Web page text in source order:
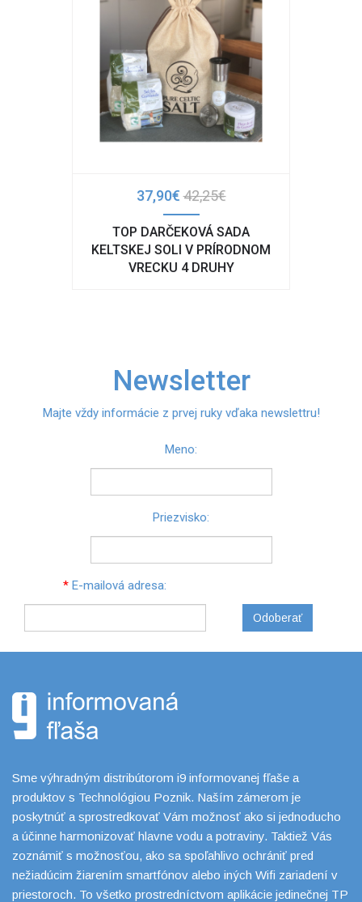
37,90€42,25€
TOP DARČEKOVÁ SADA
KELTSKEJ SOLI V PRÍRODNOM
VRECKU 4 DRUHY
Newsletter
Majte vždy informácie z prvej ruky vďaka newslettru!
Meno:
Priezvisko:
* E-mailová adresa:
Odoberať
Sme výhradným distribútorom i9 informovanej fľaše a
produktov s Technológiou Poznik. Naším zámerom je
poskytnúť a sprostredkovať Vám možnosť ako si jednoducho
a účinne harmonizovať hlavne vodu a potraviny. Taktiež Vás
zoznámiť s možnosťou, ako sa spoľahlivo ochrániť pred
nežiadúcim žiarením smartfónov alebo iných Wifi zariadení v
priestoroch. To všetko prostredníctvom aplikácie jedinečnej TP